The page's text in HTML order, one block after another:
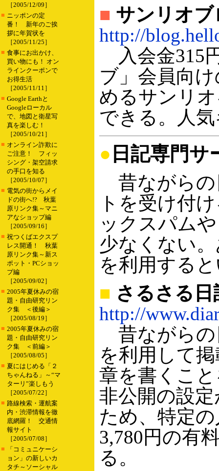
［2005/12/09］
■ ニッポンの定
番！ 新年のご挨
拶に年賀状を
［2005/11/25］
■ 食事にお出かけ、
買い物にも！ オン
ラインクーポンで
お得生活
［2005/11/11］
■ Google Earthと
Googleローカル
で、地図と衛星写
真を楽しむ！
［2005/10/21］
■ オンライン詐欺に
ご注意！ フィッ
シング・架空請求
の手口を知る
［2005/10/07］
■ 電気の街からメイ
ドの街へ!? 秋葉
原リンク集～マニ
アなショップ編
［2005/09/16］
■ 祝つくばエクスプ
レス開通！ 秋葉
原リンク集～新ス
ポット・PCショッ
プ編
［2005/09/02］
■ 2005年夏休みの宿
題・自由研究リン
ク集 ＜後編＞
［2005/08/19］
■ 2005年夏休みの宿
題・自由研究リン
ク集 ＜前編＞
［2005/08/05］
■ 夏にはじめる「２
ちゃんねる」～“マ
ターリ”楽しもう
［2005/07/22］
■ 路線検索・運航案
内・渋滞情報を徹
底網羅！ 交通情
報サイト
［2005/07/08］
■
「コミュニケーシ
ョン」の新しいカ
タチ～ソーシャル
■ サンリオブ
http://
入会金315
ブ」会員向
めるサンリ
できる。人
● 日記専門
昔ながらの
トを受け付
ックスパム
少なくない
を利用する
■ さるさる日
http://
昔ながらの
を利用して
章を書くこ
非公開の設
ため、特定
3,780円の有
る。